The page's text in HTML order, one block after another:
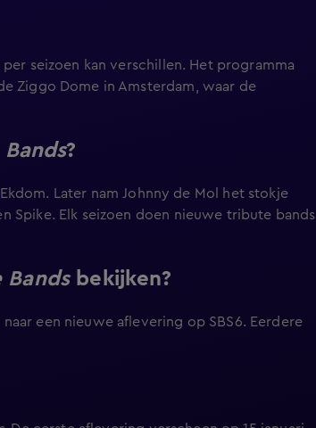
seizoen kan verschillen. Het programma
Ziggo Dome in Amsterdam, waar de
?
Later nam Johnny de Mol het stokje
Spike. Elk seizoen doen nieuwe tribute bands
bekijken?
een nieuwe aflevering op SBS6. Eerdere